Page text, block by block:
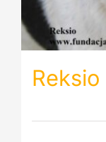
Reksio